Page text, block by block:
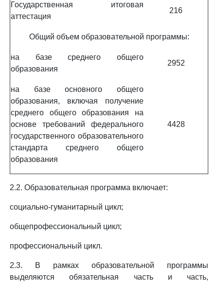
Государственная итоговая
аттестация
216
Общий объем образовательной программы:
на базе среднего общего
образования
2952
на базе основного общего
образования, включая получение
среднего общего образования на
основе требований федерального
государственного образовательного
стандарта среднего общего
образования
4428
2.2. Образовательная программа включает:
социально-гуманитарный цикл;
общепрофессиональный цикл;
профессиональный цикл.
2.3. В рамках образовательной программы
выделяются обязательная часть и часть,